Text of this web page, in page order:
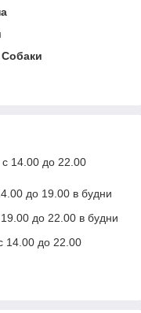
с 14.00 до 22.00
до 19.00 в будни
до 22.00 в будни
14.00 до 22.00